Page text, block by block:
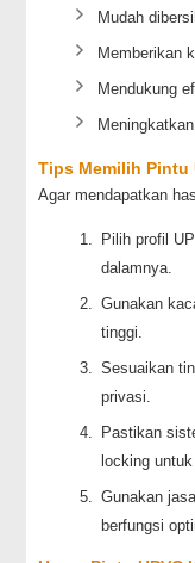
Mudah
Memberikan
Mendukung
Tips Memilih Pintu
Agar mendapatkan
Pilih profil
dalamnya.
Gunakan
tinggi.
Sesuaikan
privasi.
Pastikan
locking
Gunakan
berfungsi